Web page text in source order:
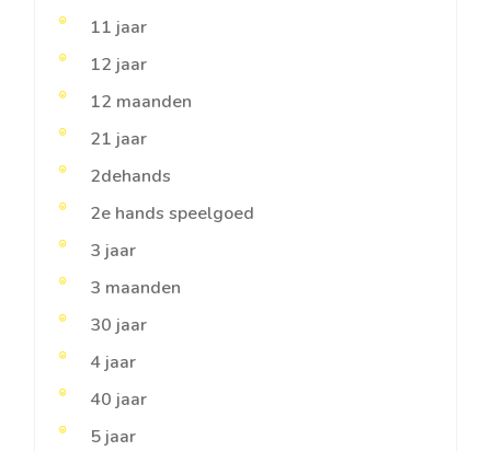
11 jaar
12 jaar
12 maanden
21 jaar
2dehands
2e hands speelgoed
3 jaar
3 maanden
30 jaar
4 jaar
40 jaar
5 jaar